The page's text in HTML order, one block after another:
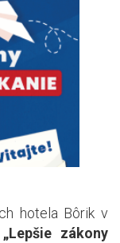
hotela Bôrik v
„Lepšie zákony